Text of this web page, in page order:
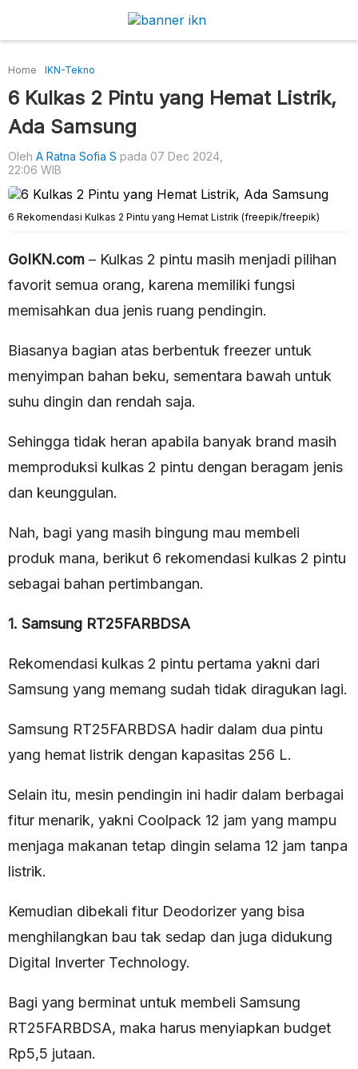
Home IKN-Tekno
6 Kulkas 2 Pintu yang Hemat Listrik,
Ada Samsung
Oleh A Ratna Sofia S pada 07 Dec 2024,
22:06 WIB
6 Rekomendasi Kulkas 2 Pintu yang Hemat Listrik (freepik/freepik)
GoIKN.com – Kulkas 2 pintu masih menjadi pilihan
favorit semua orang, karena memiliki fungsi
memisahkan dua jenis ruang pendingin.
Biasanya bagian atas berbentuk freezer untuk
menyimpan bahan beku, sementara bawah untuk
suhu dingin dan rendah saja.
Sehingga tidak heran apabila banyak brand masih
memproduksi kulkas 2 pintu dengan beragam jenis
dan keunggulan.
Nah, bagi yang masih bingung mau membeli
produk mana, berikut 6 rekomendasi kulkas 2 pintu
sebagai bahan pertimbangan.
1. Samsung RT25FARBDSA
Rekomendasi kulkas 2 pintu pertama yakni dari
Samsung yang memang sudah tidak diragukan lagi.
Samsung RT25FARBDSA hadir dalam dua pintu
yang hemat listrik dengan kapasitas 256 L.
Selain itu, mesin pendingin ini hadir dalam berbagai
fitur menarik, yakni Coolpack 12 jam yang mampu
menjaga makanan tetap dingin selama 12 jam tanpa
listrik.
Kemudian dibekali fitur Deodorizer yang bisa
menghilangkan bau tak sedap dan juga didukung
Digital Inverter Technology.
Bagi yang berminat untuk membeli Samsung
RT25FARBDSA, maka harus menyiapkan budget
Rp5,5 jutaan.